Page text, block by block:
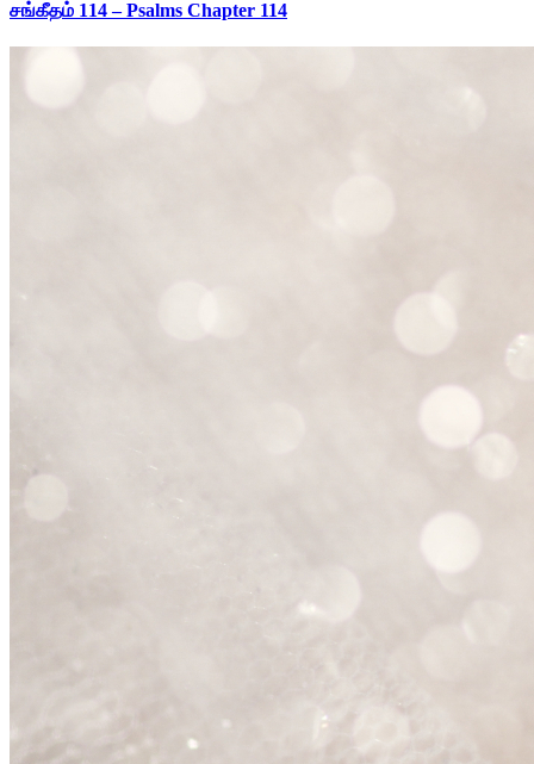
சங்கீதம் 114 – Psalms Chapter 114